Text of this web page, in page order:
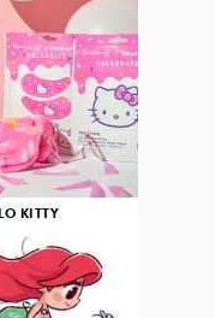
KITTY